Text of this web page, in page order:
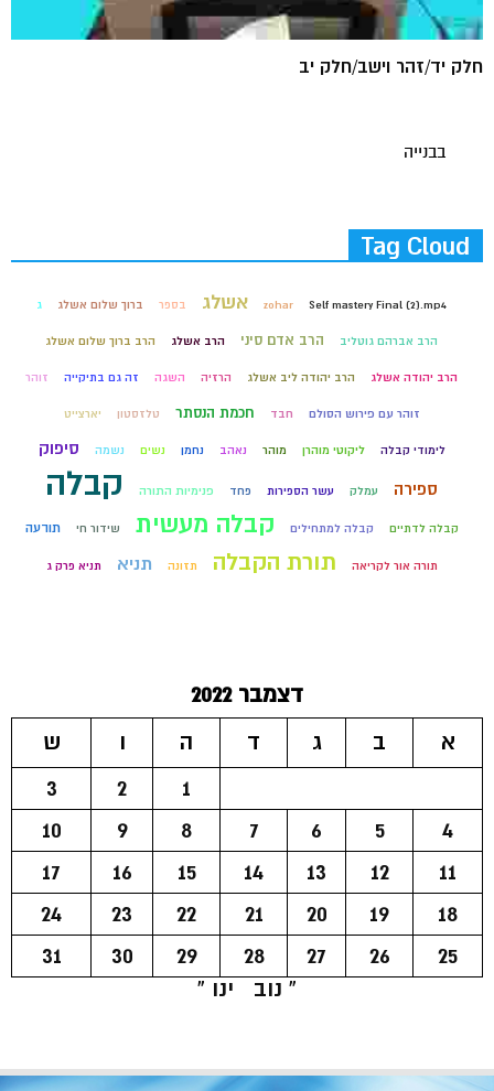
חלק יד/זהר וישב/חלק יב
בבנייה
Tag Cloud
Self mastery Final (2).mp4
zohar אשלג בספר ברוך שלום אשלג ג
הרב אברהם גוטליב הרב אדם סיני הרב אשלג הרב ברוך שלום אשלג
הרב יהודה אשלג הרב יהודה ליב אשלג הרזיה השגה זה גם בתיקייה זוהר
זוהר עם פירוש הסולם חבד חכמת הנסתר טלזסטון יארצייט
לימודי קבלה ליקוטי מוהרן מוהר נאהב נחמן נשים נשמה
סיפוק
ספירה
עמלק עשר הספירות פחד פנימיות התורה קבלה
קבלה לדתיים קבלה למתחילים קבלה מעשית שידור חי תודעה
תורה אור לקריאה תורת הקבלה תזונה תניא תניא פרק ג
דצמבר 2022
א
ב ג ד ה ו
ש
1
2
3
4
5
6
7
8
9
10
11
12
13
14
15
16
17
18
19
20
21
22
23
24
25
26
27
28
29
30
31
« נוב
ינו »